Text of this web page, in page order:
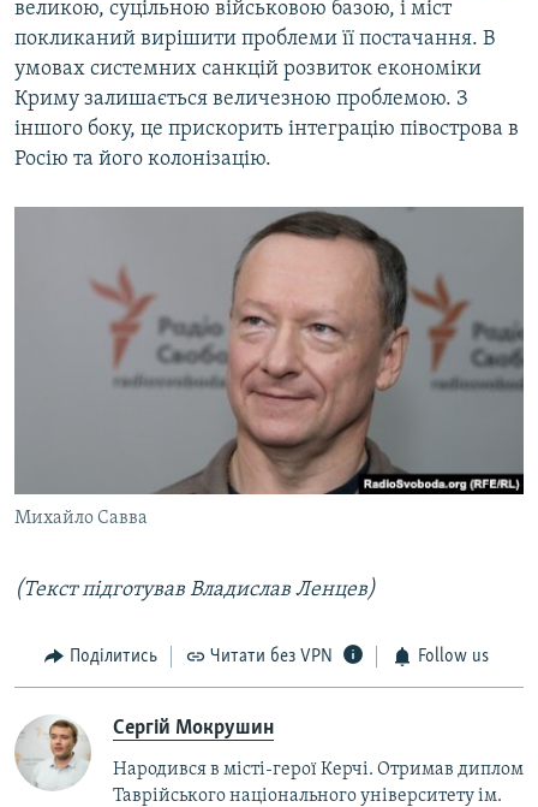
великою, суцільною військовою базою, і міст
покликаний вирішити проблеми її постачання. В
умовах системних санкцій розвиток економіки
Криму залишається величезною проблемою. З
іншого боку, це прискорить інтеграцію півострова в
Росію та його колонізацію.
Михайло Савва
(Текст підготував Владислав Ленцев)
Поділитись Читати без VPN Follow us
Сергій Мокрушин
Народився в місті-герої Керчі. Отримав диплом
Таврійського національного університету ім.